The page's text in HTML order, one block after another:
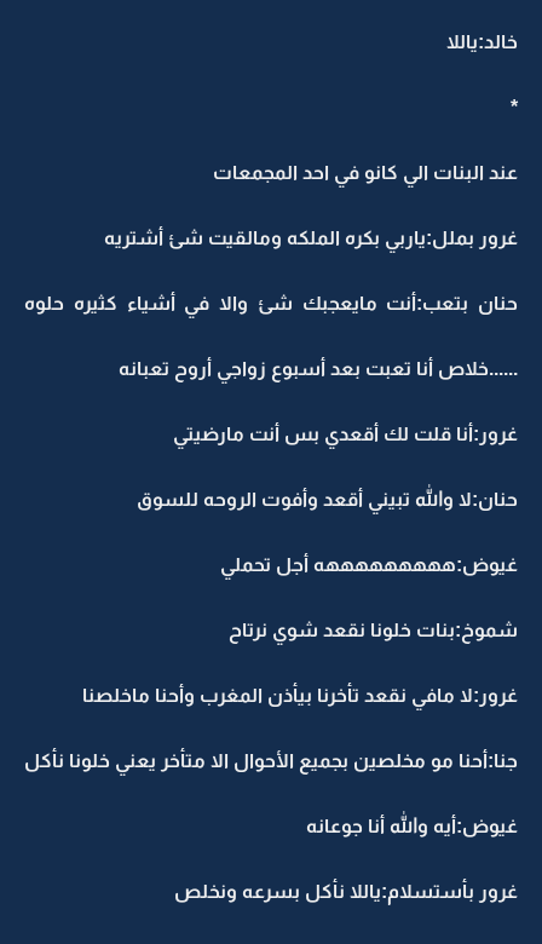
خالد:ياللا
*
عند البنات الي كانو في احد المجمعات
غرور بملل:ياربي بكره الملكه ومالقيت شئ أشتريه
حنان بتعب:أنت مايعجبك شئ والا في أشياء كثيره حلوه
......خلاص أنا تعبت بعد أسبوع زواجي أروح تعبانه
غرور:أنا قلت لك أقعدي بس أنت مارضيتي
حنان:لا والله تبيني أقعد وأفوت الروحه للسوق
غيوض:هههههههههه أجل تحملي
شموخ:بنات خلونا نقعد شوي نرتاح
غرور:لا مافي نقعد تأخرنا بيأذن المغرب وأحنا ماخلصنا
جنا:أحنا مو مخلصين بجميع الأحوال الا متأخر يعني خلونا نأكل
غيوض:أيه والله أنا جوعانه
غرور بأستسلام:ياللا نأكل بسرعه ونخلص